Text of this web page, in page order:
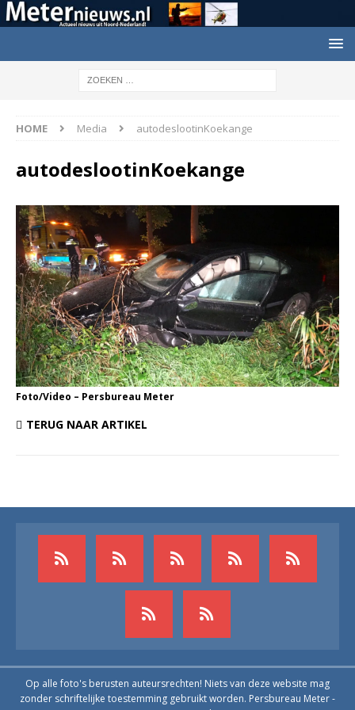
HOME Media autodeslootinKoekange
autodeslootinKoekange
Foto/Video – Persbureau Meter
TERUG NAAR ARTIKEL
Op alle foto's berusten auteursrechten! Niets van deze website mag
zonder schriftelijke toestemming gebruikt worden. Persbureau Meter -